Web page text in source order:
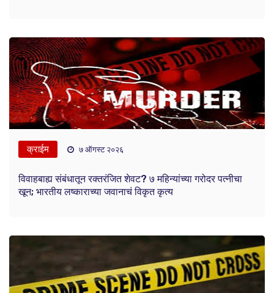
क्राईम ७ ऑगस्ट २०२६
विवाहबाह्य संबंधातून रक्तरंजित शेवट? ७ महिन्यांच्या गरोदर पत्नीचा
खून; भारतीय लष्काराच्या जवानाचं विकृत कृत्य